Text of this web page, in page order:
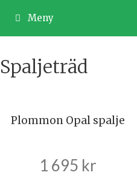
Meny
Spaljeträd
Plommon Opal spalje
1 695 kr